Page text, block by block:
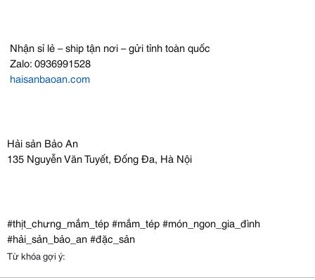
Nhận sỉ lẻ – ship tận nơi – gửi tỉnh toàn quốc
Zalo: 0936991528
haisanbaoan.com
Hải sản Bảo An
135 Nguyễn Văn Tuyết, Đống Đa, Hà Nội
#thịt_chưng_mắm_tép #mắm_tép #món_ngon_gia_đình
#hải_sản_bảo_an #đặc_sản
Từ khóa gợi ý: